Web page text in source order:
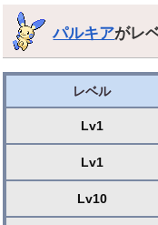
パルキアがレ
レベル
Lv1
Lv1
Lv10